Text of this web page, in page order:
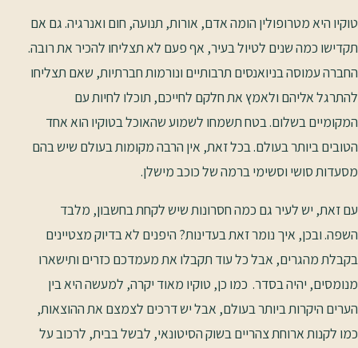
טוקיו היא מטרופולין הומה אדם, אורות, תנועה, חום ואנרגיה. גם אם
תקדישו כמה שנים לטיול בעיר, אף פעם לא תצליחו להכיר את רובה.
החברה עמוסה בניואנסים תרבותיים ונורמות חברתיות, שאם תצליחו
להתרגל אליהם ולאמץ את חלקם לחייכם, תוכלו לחיות עם
המקומיים בשלום. בטח תשמחו לשמוע שהאוכל בטוקיו הוא אחד
הטובים ביותר בעולם. בכל זאת, אין הרבה מקומות בעולם שיש בהם
מסעדות סושי וסשימי ברמה של כוכב מישלן.
עם זאת, יש לעיר גם כמה חסרונות שיש לקחת בחשבון, מלבד
השפה. ובכן, איך נומר זאת בעדינות? היפנים לא בדיוק מצטיינים
בקבלת מהגרים, אבל כל עוד תקבלו את מעמדכם כזרים ותישארו
מנומסים, יהיה בסדר. כמו כן, טוקיו מאוד יקרה, למעשה היא בין
הערים היקרות ביותר בעולם, אבל יש דרכים לצמצם את ההוצאות,
כמו לקנות ארוחת צהריים בשוק הסיטונאי, לבשל בבית, לרכוב על